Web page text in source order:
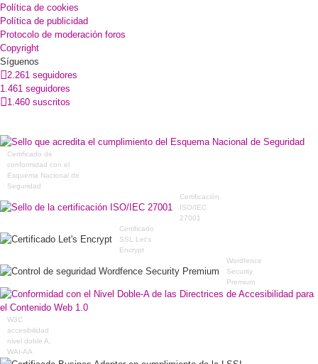
Política de cookies
Política de publicidad
Protocolo de moderación foros
Copyright
Síguenos
2.261 seguidores
1.461 seguidores
1.460 suscritos
Certificado de
conformidad con el
Esquema Nacional de
Seguridad
Certificación
ISO/IEC
27001
Certificado
SSL Let's
Encrypt
Wordfence
Security
Premium
W3C
accesibilidad
nivel doble A,
WAI-AA